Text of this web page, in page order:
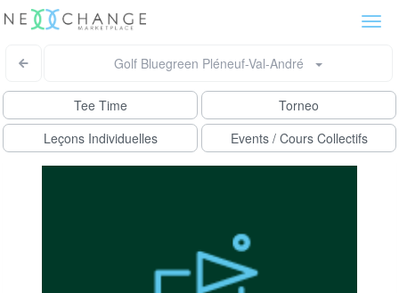
Golf Bluegreen Pléneuf-Val-André
Tee Time
Torneo
Leçons Individuelles
Events / Cours Collectifs